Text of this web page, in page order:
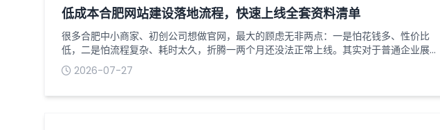
低成本合肥网站建设落地流程，快速上线全套资料清单
很多合肥中小商家、初创公司想做官网，最大的顾虑无非两点：一是怕花钱多、性价比
低，二是怕流程复杂、耗时太久，折腾一两个月还没法正常上线。其实对于普通企业展
示、产品宣传、基础获客类网站，根本不用搞复杂的定制开发，掌握一套低成本落地流
程，备好全套资料，一周内就能完成从筹备到正式上线的全过程。我深耕合肥网站建设行
2026-07-27